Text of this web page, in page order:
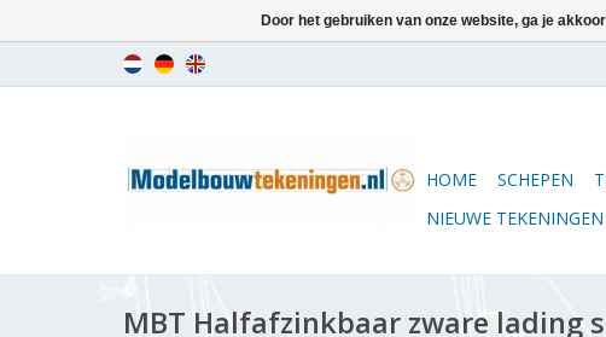
HOME SCHEPEN
NIEUWE TEKENINGEN
MBT Halfafzinkbaar zware lading
Door het gebruiken van onze website, ga je